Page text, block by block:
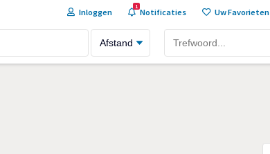
Inloggen
1
Notificaties Uw Favorieten